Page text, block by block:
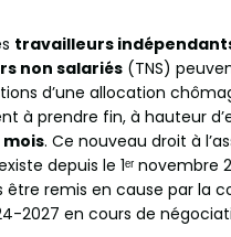
travailleurs
non salariés (TNS)
d’une allocation
à prendre fin, à hauteur
. Ce nouveau droit à
depuis le 1ᵉʳ novembre
être remis en cause par la
2027 en cours de